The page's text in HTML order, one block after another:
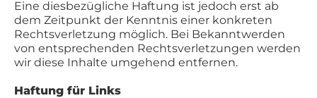
Eine diesbezügliche Haftung ist jedoch erst ab
dem Zeitpunkt der Kenntnis einer konkreten
Rechtsverletzung möglich. Bei Bekanntwerden
von entsprechenden Rechtsverletzungen werden
wir diese Inhalte umgehend entfernen.
Haftung für Links